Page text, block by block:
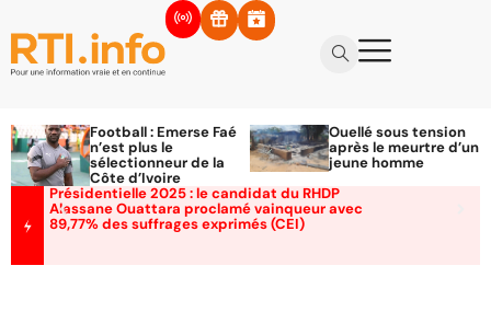
Football : Emerse Faé
n’est plus le
sélectionneur de la
Côte d’Ivoire
Ouellé sous tension
après le meurtre d’un
jeune homme
Présidentielle 2025 : le candidat du RHDP
Alassane Ouattara proclamé vainqueur avec
89,77% des suffrages exprimés (CEI)